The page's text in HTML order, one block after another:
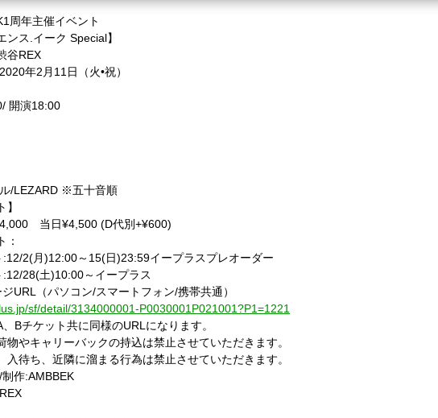
周年主催イベント
ンス.イーク Special】
谷REX
年2月11日（火•祝）
開演18:00
/LEZARD ※五十音順
】
当日¥4,500 (D代別+¥600)
：
:12/2(月)12:00～15(日)23:59イープラスプレオーダー
:12/28(土)10:00～イープラス
URL（パソコン/スマートフォン/携帯共通）
sf/detail/3134000001-P0030001P021001?P1=1221
Bチケット共に同様のURLになります。
物やキャリーバックの持込は禁止させていただきます。
入待ち、近隣に溜まる行為は禁止させていただきます。
作:AMBBEK